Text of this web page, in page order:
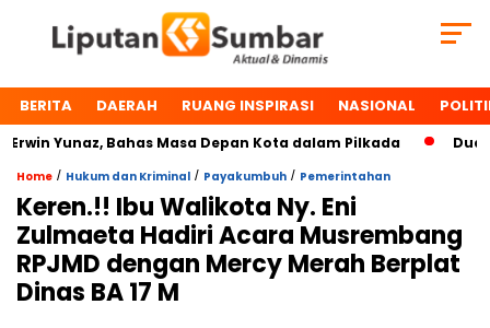
BERITA DAERAH RUANG INSPIRASI NASIONAL
Yunaz, Bahas Masa Depan Kota dalam Pilkada Dua
Home / Hukum dan Kriminal / Payakumbuh / Pemerintahan
Keren.!! Ibu Walikota Ny. Eni
Zulmaeta Hadiri Acara Musrembang
RPJMD dengan Mercy Merah Berplat
Dinas BA 17 M